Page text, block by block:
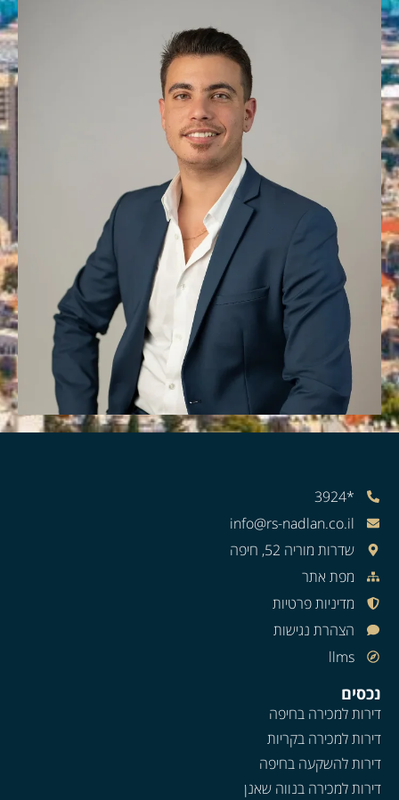
*3924
info@rs-nadlan.co.il
שדרות מוריה 52, חיפה
מפת אתר
מדיניות פרטיות
הצהרת נגישות
llms
נכסים
דירות למכירה בחיפה
דירות למכירה בקריות
דירות להשקעה בחיפה
דירות למכירה בנווה שאנן